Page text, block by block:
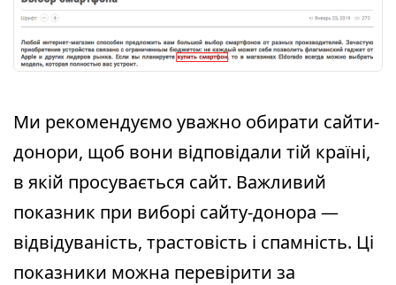
Ми рекомендуємо уважно обирати сайти-
донори, щоб вони відповідали тій країні,
в якій просувається сайт. Важливий
показник при виборі сайту-донора —
відвідуваність, трастовість і спамність. Ці
показники можна перевірити за